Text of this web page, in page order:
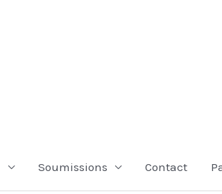
Soumissions Contact